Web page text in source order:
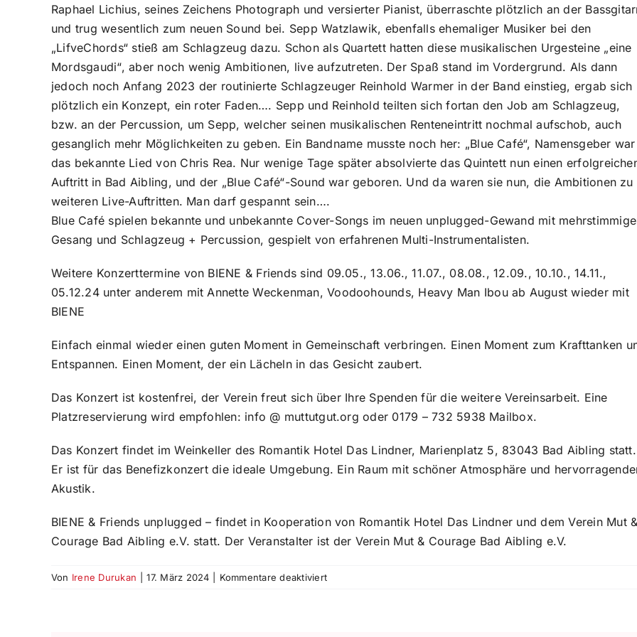
Raphael Lichius, seines Zeichens Photograph und versierter Pianist, überraschte plötzlich an der
und trug wesentlich zum neuen Sound bei. Sepp Watzlawik, ebenfalls ehemaliger Musiker bei den
„LifveChords“ stieß am Schlagzeug dazu. Schon als Quartett hatten diese musikalischen Urgesteine „eine
Mordsgaudi“, aber noch wenig Ambitionen, live aufzutreten. Der Spaß stand im Vordergrund. Als dann
jedoch noch Anfang 2023 der routinierte Schlagzeuger Reinhold Warmer in der Band einstieg, ergab sich
plötzlich ein Konzept, ein roter Faden…. Sepp und Reinhold teilten sich fortan den Job am Schlagzeug,
bzw. an der Percussion, um Sepp, welcher seinen musikalischen Renteneintritt nochmal aufschob, auch
gesanglich mehr Möglichkeiten zu geben. Ein Bandname musste noch her: „Blue Café“, Namensgeber war
das bekannte Lied von Chris Rea. Nur wenige Tage später absolvierte das Quintett nun einen
Auftritt in Bad Aibling, und der „Blue Café“-Sound war geboren. Und da waren sie nun, die Ambitionen zu
weiteren Live-Auftritten. Man darf gespannt sein….
Blue Café spielen bekannte und unbekannte Cover-Songs im neuen unplugged-Gewand mit
Gesang und Schlagzeug + Percussion, gespielt von erfahrenen Multi-Instrumentalisten.
Weitere Konzerttermine von BIENE & Friends sind 09.05., 13.06., 11.07., 08.08., 12.09., 10.10., 14.11.,
05.12.24 unter anderem mit Annette Weckenman, Voodoohounds, Heavy Man Ibou ab August wieder mit
BIENE
Einfach einmal wieder einen guten Moment in Gemeinschaft verbringen. Einen Moment zum Krafttanken
Entspannen. Einen Moment, der ein Lächeln in das Gesicht zaubert.
Das Konzert ist kostenfrei, der Verein freut sich über Ihre Spenden für die weitere Vereinsarbeit. Eine
Platzreservierung wird empfohlen: info @ muttutgut.org oder 0179 – 732 5938 Mailbox.
Das Konzert findet im Weinkeller des Romantik Hotel Das Lindner, Marienplatz 5, 83043 Bad Aibling statt.
Er ist für das Benefizkonzert die ideale Umgebung. Ein Raum mit schöner Atmosphäre und
Akustik.
BIENE & Friends unplugged – findet in Kooperation von Romantik Hotel Das Lindner und dem Verein Mut &
Courage Bad Aibling e.V. statt. Der Veranstalter ist der Verein Mut & Courage Bad Aibling e.V.
Von Irene Durukan 17. März 2024 Kommentare deaktiviertfür